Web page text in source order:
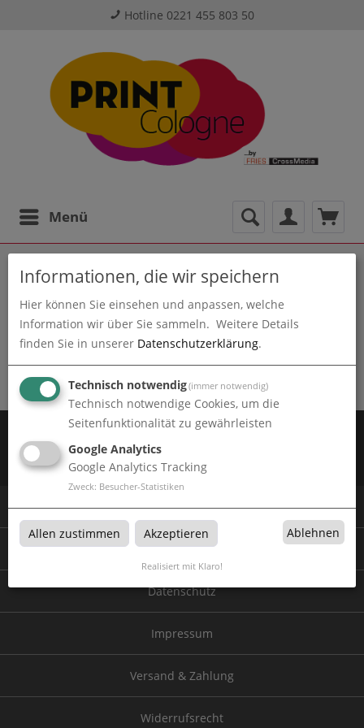
Hotline 0221 455 803 50
Menü
Zahlen Sie mit:
Wir versenden mit:
© 2026 by FRIES Crossmedia GmbH
AGB
Datenschutz
Impressum
Versand & Zahlung
Widerrufsrecht
Informationen, die wir speichern
Hier können Sie einsehen und anpassen, welche
Information wir über Sie sammeln. Weitere Details
finden Sie in unserer Datenschutzerklärung.
Technisch notwendig(immer notwendig)
Technisch notwendige Cookies, um die
Seitenfunktionalität zu gewährleisten
Google Analytics
Google Analytics Tracking
Zweck: Besucher-Statistiken
Allen zustimmen Akzeptieren Ablehnen
Realisiert mit Klaro!